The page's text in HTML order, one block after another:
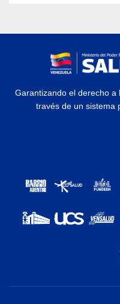
Garantizando el derecho a
través de un sistema